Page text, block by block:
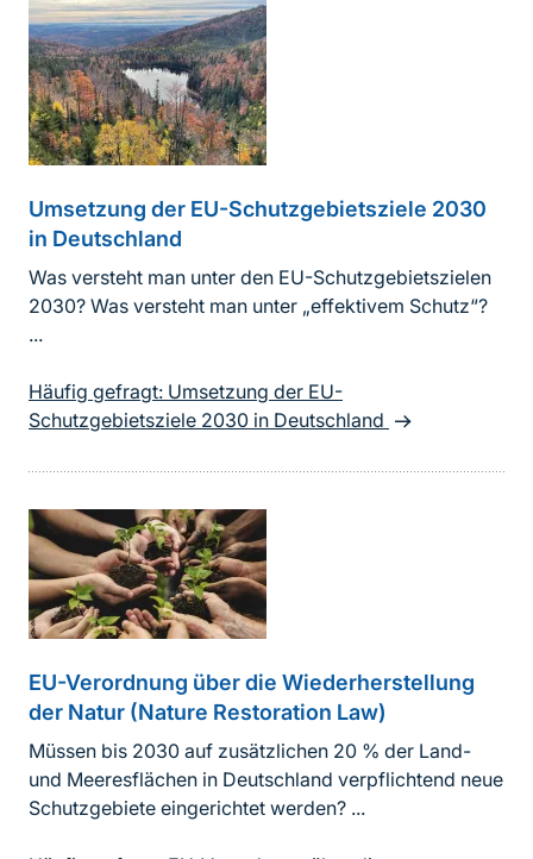
Umsetzung der EU-Schutzgebietsziele 2030
in Deutschland
Was versteht man unter den EU-Schutzgebietszielen
2030? Was versteht man unter „effektivem Schutz“?
...
Häufig gefragt: Umsetzung der EU-
Schutzgebietsziele 2030 in Deutschland
EU-Verordnung über die Wiederherstellung
der Natur (Nature Restoration Law)
Müssen bis 2030 auf zusätzlichen 20 % der Land-
und Meeresflächen in Deutschland verpflichtend neue
Schutzgebiete eingerichtet werden? ...